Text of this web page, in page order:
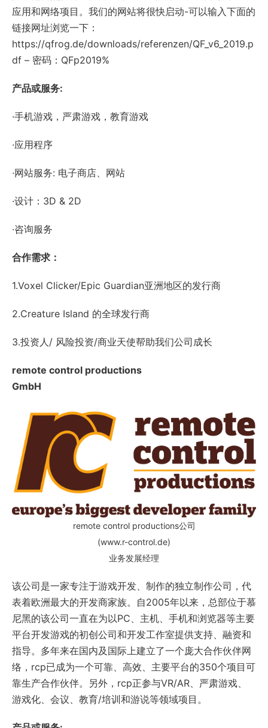
应用和网络项目。我们的网站将很快启动-可以输入下面的
链接网址浏览一下：
https://qfrog.de/downloads/referenzen/QF_v6_2019.p
df – 密码：QFp2019%
产品或服务:
·手机游戏，严肃游戏，教育游戏
·应用程序
·网站服务: 电子商店、网站
·设计：3D & 2D
·咨询服务
合作需求：
1.Voxel Clicker/Epic Guardian亚洲地区的发行商
2.Creature Island 的全球发行商
3.投资人/ 风险投资/商业天使帮助我们公司成长
remote control productions
GmbH
remote control productions公司
(www.r-control.de)
业务发展经理
该公司是一家专注于游戏开发、制作的独立制作公司，代
表着欧洲最大的开发商家族。自2005年以来，总部位于慕
尼黑的该公司一直在为以PC、主机、手机和浏览器等主要
平台开发游戏的初创公司和开发工作室提供支持、融资和
指导。多年来在国内及国际上建立了一个庞大合作伙伴网
络，rcp已成为一个可靠、高效、主要平台的350个项目可
靠生产合作伙伴。另外，rcp正参与VR/AR、严肃游戏、
游戏化、会议、教育/培训和游说等领域项目。